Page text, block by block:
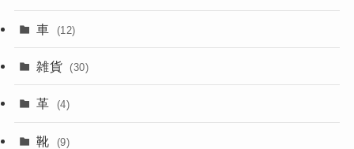
車 (12)
雑貨 (30)
革 (4)
靴 (9)